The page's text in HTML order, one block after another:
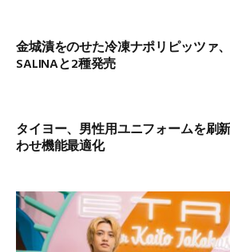
金城漬をのせた冷凍ナポリピッツァ
SALINAと2種発売
タイヨー、男性用ユニフォームを
わせ機能最適化